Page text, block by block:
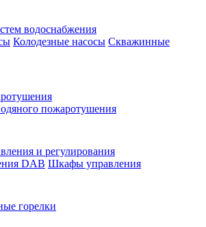
водоснабжения
Колодезные насосы Скважинные
пожаротушения
и регулирования
DAB Шкафы управления
горелки